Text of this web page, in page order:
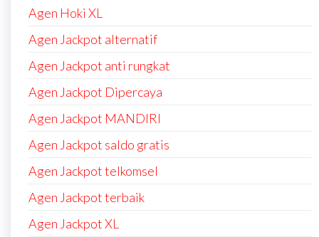
Agen Hoki XL
Agen Jackpot alternatif
Agen Jackpot anti rungkat
Agen Jackpot Dipercaya
Agen Jackpot MANDIRI
Agen Jackpot saldo gratis
Agen Jackpot telkomsel
Agen Jackpot terbaik
Agen Jackpot XL